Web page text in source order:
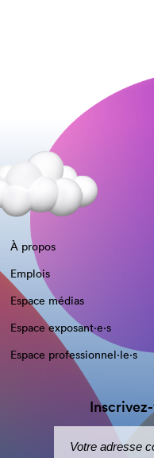
À propos
Emplois
Espace médias
Espace exposant·e⋅s
Espace professionnel·le⋅s